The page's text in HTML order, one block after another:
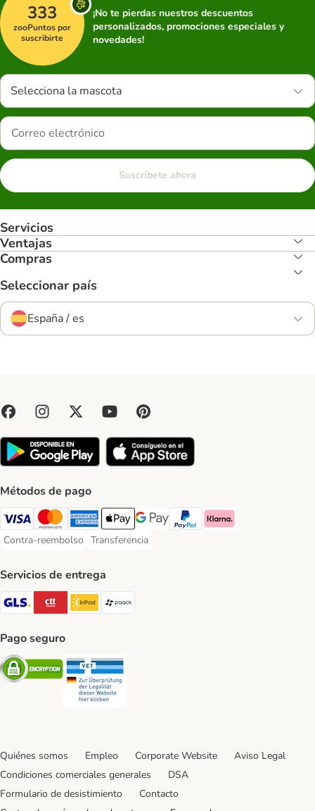
333
zooPuntos por
suscribirte
¡No te pierdas nuestros descuentos
personalizados, promociones especiales y
novedades!
Selecciona la mascota
Suscríbete ahora
Servicios
Ventajas
Compras
Seleccionar país
España / es
Métodos de pago
Visa Payment Method
Mastercard Payment Method
American Express Payment Method
Apple Pay Payment Method
Google Pay Payment Method
PayPal Payment Method
Klarna Payment Method
Contra-reembolso
Contra-reembolso Payment Method
Transferencia
Transferencia Payment Method
Servicios de entrega
GLS Shipping Method
CTTExpress Shipping Method
InPost Shipping Method
Pago seguro
Security
Quiénes somos Empleo Corporate Website
Aviso Legal
Condiciones comerciales generales
DSA
Formulario de desistimiento
Contacto